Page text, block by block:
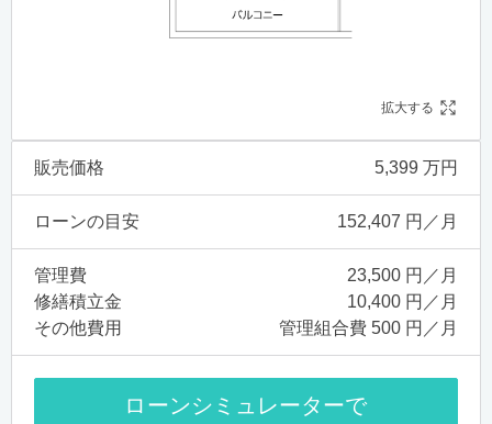
拡大する
販売価格 5,399 万円
ローンの目安 152,407 円／月
管理費
23,500 円／月
修繕積立金
10,400 円／月
その他費用
管理組合費 500 円／月
ローンシミュレーターで